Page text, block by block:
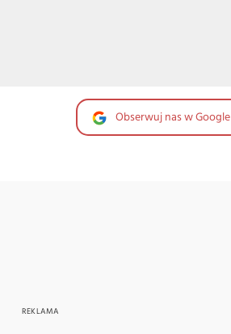
Obserwuj nas w Google